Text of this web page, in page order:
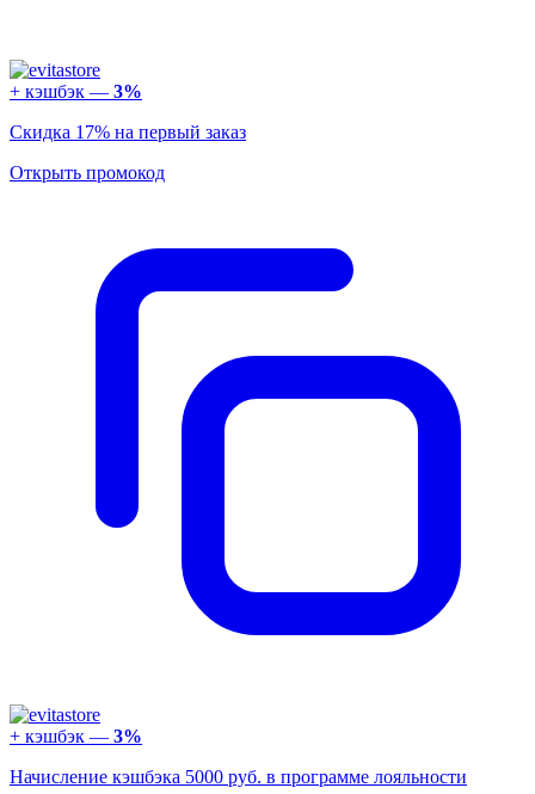
+ кэшбэк — 3%
Скидка 17% на первый заказ
Открыть промокод
+ кэшбэк — 3%
Начисление кэшбэка 5000 руб. в программе лояльности